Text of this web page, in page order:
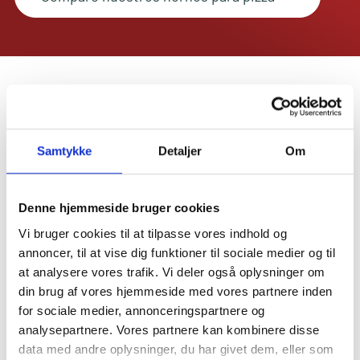
Samtykke Detaljer Om
Denne hjemmeside bruger cookies
Vi bruger cookies til at tilpasse vores indhold og
annoncer, til at vise dig funktioner til sociale medier og til
at analysere vores trafik. Vi deler også oplysninger om
din brug af vores hjemmeside med vores partnere inden
for sociale medier, annonceringspartnere og
analysepartnere. Vores partnere kan kombinere disse
data med andre oplysninger, du har givet dem, eller som
INCLUIDO
IMPRESCINDIBLE
PARA UN VERDADERO MAESTRO PIZZERO
Ver todos los accesorios